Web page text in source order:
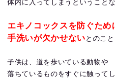
体内に入ってしまうということ
エキノコックスを防ぐため
手洗いが欠かせない とのこと
子供は、道を歩いている動物や
落ちているものをすぐに触って